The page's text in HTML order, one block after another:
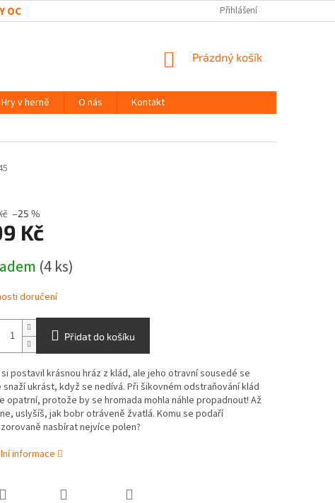
OCHRANY OSOBNÍCH ÚDAJŮ Přihlášení
NÁKUPNÍ
Prázdný košík
Hry v herně O nás
Kontakt
–25 %
Kč
(4 ks)
doručení
Přidat do košíku
postavil krásnou hráz z klád, ale jeho otravní sousedé se
snaží ukrást, když se nedívá. Při šikovném odstraňování klád
opatrní, protože by se hromada mohla náhle propadnout! Až
uslyšíš, jak bobr otráveně žvatlá. Komu se podaří
nasbírat nejvíce polen?
informace